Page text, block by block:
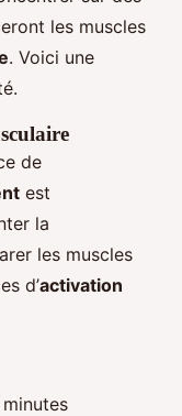
les muscles
. Voici une
de
est
la
les muscles
d’activation